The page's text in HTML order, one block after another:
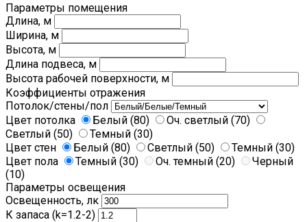
Параметры помещения
Длина, м
Ширина, м
Высота, м
Длина подвеса, м
Высота рабочей поверхности, м
Коэффициенты отражения
Потолок/стены/пол
Цвет потолка
Белый (80)
Оч. светлый (70)
Светлый (50)
Темный (30)
Цвет стен
Белый (80) Светлый (50)
Темный (30)
Цвет пола
Темный (30) Оч. темный (20)
Черный
(10)
Параметры освещения
Освещенность, лк
К запаса (k=1.2-2)